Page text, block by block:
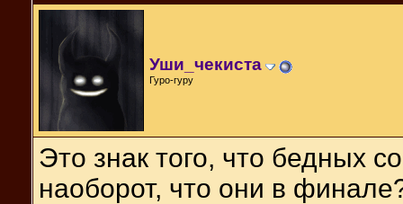
Уши_чекиста
Гуро-гуру
Это знак того, что бедных
наоборот, что они в